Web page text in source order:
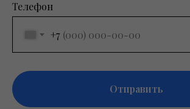
Телефон
+7
Отправить